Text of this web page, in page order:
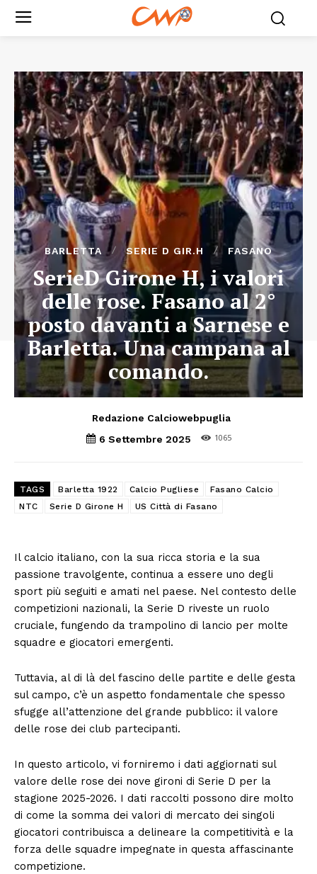
BARLETTA SERIE D GIR.H FASANO
SerieD Girone H, i valori
delle rose. Fasano al 2°
posto davanti a Sarnese e
Barletta. Una campana al
comando.
Redazione Calciowebpuglia
6 Settembre 2025
1065
TAGS Barletta 1922 Calcio Pugliese
Fasano Calcio
NTC
Serie D Girone H US Città di Fasano
Il calcio italiano, con la sua ricca storia e la sua
passione travolgente, continua a essere uno degli
sport più seguiti e amati nel paese. Nel contesto delle
competizioni nazionali, la Serie D riveste un ruolo
cruciale, fungendo da trampolino di lancio per molte
squadre e giocatori emergenti.
Tuttavia, al di là del fascino delle partite e delle gesta
sul campo, c’è un aspetto fondamentale che spesso
sfugge all’attenzione del grande pubblico: il valore
delle rose dei club partecipanti.
In questo articolo, vi forniremo i dati aggiornati sul
valore delle rose dei nove gironi di Serie D per la
stagione 2025-2026. I dati raccolti possono dire molto
di come la somma dei valori di mercato dei singoli
giocatori contribuisca a delineare la competitività e la
forza delle squadre impegnate in questa affascinante
competizione.